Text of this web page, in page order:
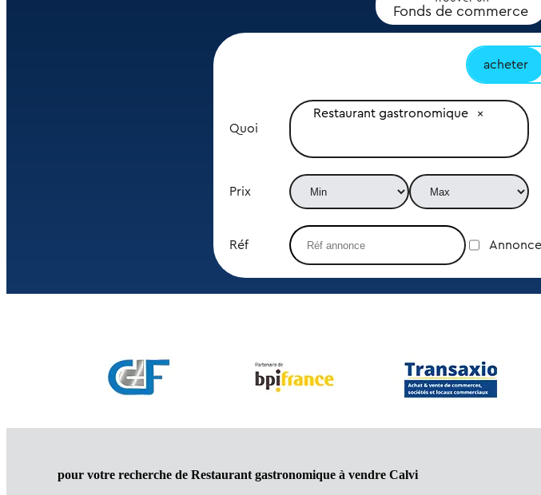
Fonds de commerce
acheter
Quoi
Restaurant gastronomique
Prix
Réf
pour votre recherche de Restaurant gastronomique à vendre Calvi